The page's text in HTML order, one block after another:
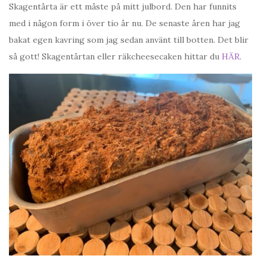
Skagentårta är ett måste på mitt julbord. Den har funnits
med i någon form i över tio år nu. De senaste åren har jag
bakat egen kavring som jag sedan använt till botten. Det blir
så gott! Skagentårtan eller räkcheesecaken hittar du HÄR.